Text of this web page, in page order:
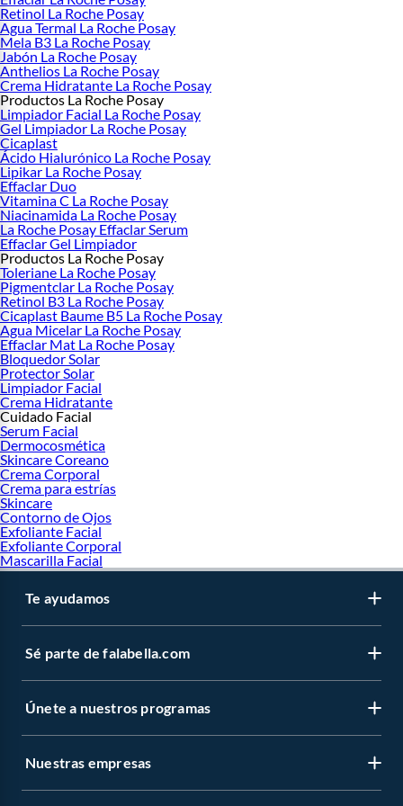
Retinol La Roche Posay
Agua Termal La Roche Posay
Mela B3 La Roche Posay
Jabón La Roche Posay
Anthelios La Roche Posay
Crema Hidratante La Roche Posay
Productos La Roche Posay
Limpiador Facial La Roche Posay
Gel Limpiador La Roche Posay
Cicaplast
Ácido Hialurónico La Roche Posay
Lipikar La Roche Posay
Effaclar Duo
Vitamina C La Roche Posay
Niacinamida La Roche Posay
La Roche Posay Effaclar Serum
Effaclar Gel Limpiador
Productos La Roche Posay
Toleriane La Roche Posay
Pigmentclar La Roche Posay
Retinol B3 La Roche Posay
Cicaplast Baume B5 La Roche Posay
Agua Micelar La Roche Posay
Effaclar Mat La Roche Posay
Bloquedor Solar
Protector Solar
Limpiador Facial
Crema Hidratante
Cuidado Facial
Serum Facial
Dermocosmética
Skincare Coreano
Crema Corporal
Crema para estrías
Skincare
Contorno de Ojos
Exfoliante Facial
Exfoliante Corporal
Mascarilla Facial
Te ayudamos
Sé parte de falabella.com
Únete a nuestros programas
Nuestras empresas